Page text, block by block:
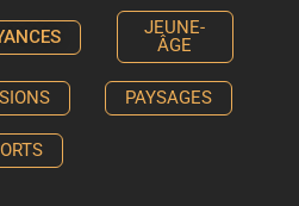
JEUNE-
ÂGE
PAYSAGES